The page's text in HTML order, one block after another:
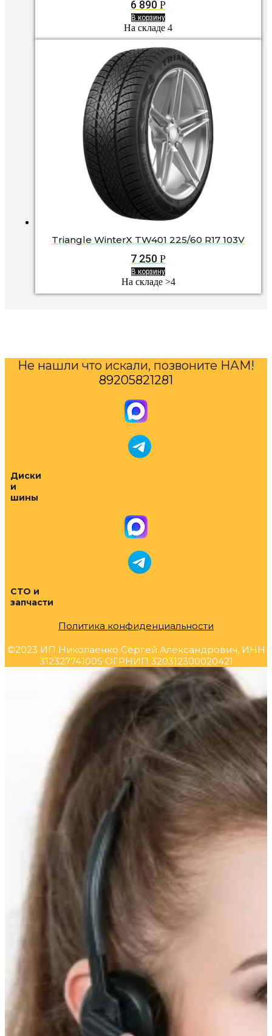
6 890 Р
В корзину
На складе 4
Triangle WinterX TW401 225/60 R17 103V
7 250 Р
В корзину
На складе >4
Не нашли что искали, позвоните НАМ!
89205821281
Диски
и
шины
СТО и
запчасти
Политика конфиденциальности
©2023 ИП Николаенко Сергей Александрович, ИНН
312327741005 ОГРНИП 320312300020421